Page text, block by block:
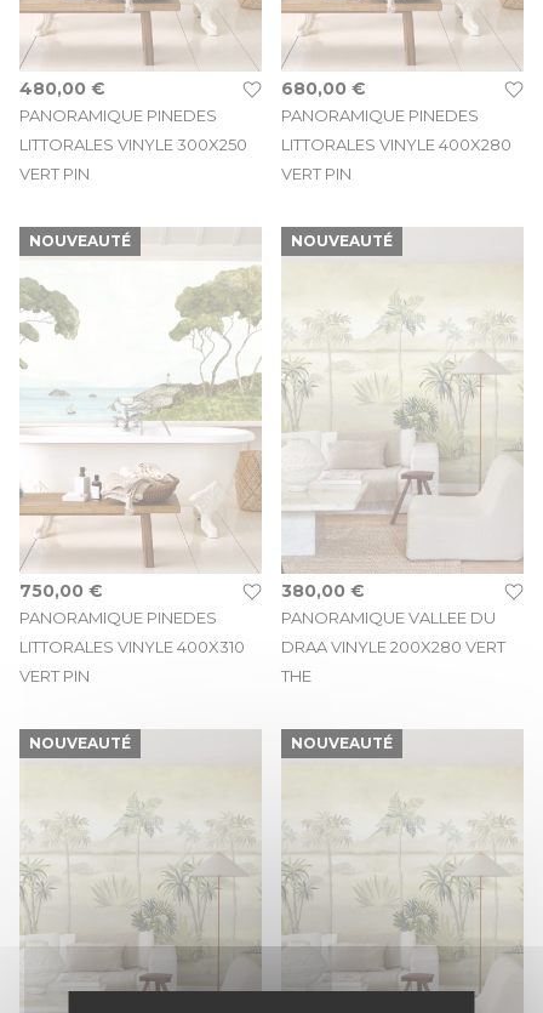
PANORAMIQUE PINEDES
LITTORALES VINYLE 300X250
VERT PIN
480,00 €
PANORAMIQUE PINEDES
LITTORALES VINYLE 400X280
VERT PIN
680,00 €
NOUVEAUTÉ
PANORAMIQUE PINEDES
LITTORALES VINYLE 400X310
VERT PIN
750,00 €
NOUVEAUTÉ
PANORAMIQUE VALLEE DU
DRAA VINYLE 200X280 VERT
THE
380,00 €
NOUVEAUTÉ NOUVEAUTÉ